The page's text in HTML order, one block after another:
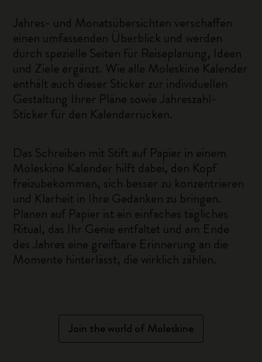
Jahres- und Monatsübersichten verschaffen
einen umfassenden Überblick und werden
durch spezielle Seiten für Reiseplanung, Ideen
und Ziele ergänzt. Wie alle Moleskine Kalender
enthält auch dieser Sticker zur individuellen
Gestaltung Ihrer Pläne sowie Jahreszahl-
Sticker für den Kalenderrücken.
Das Schreiben mit Stift auf Papier in einem
Moleskine Kalender hilft dabei, den Kopf
freizubekommen, sich besser zu konzentrieren
und Klarheit in Ihre Gedanken zu bringen.
Planen auf Papier ist ein einfaches tägliches
Ritual, das Ihr Genie entfaltet und am Ende
des Jahres eine greifbare Erinnerung an die
Momente hinterlässt, die wirklich zählen.
Join the world of Moleskine